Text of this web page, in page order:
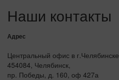
Наши контакты
Адрес
Центральный офис в г.Челябинске
454084, Челябинск,
пр. Победы, д. 160, оф 427а